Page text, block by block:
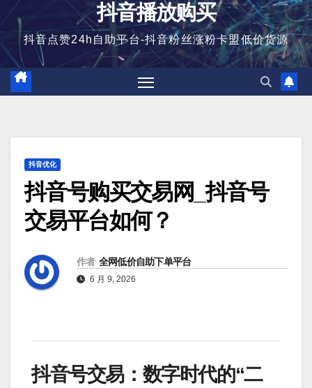
容
抖音播放购买
抖音点赞24h自助平台-抖音粉丝涨粉卡盟低价货源
抖音优化
抖音号购买交易网_抖音号
交易平台如何？
作者 全网低价自助下单平台
6 月 9, 2026
抖音号交易：数字时代的“二